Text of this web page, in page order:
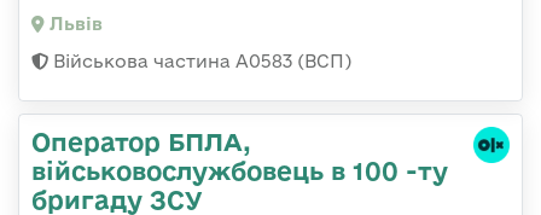
Львів
Військова частина А0583 (ВСП)
Оператор БПЛА,
військовослужбовець в 100 -ту
бригаду ЗСУ